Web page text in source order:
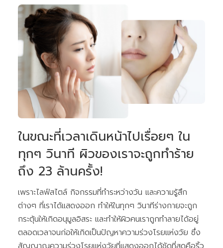
ในขณะที่เวลาเดินหน้าไปเรื่อยๆ ใน
ทุกๆ วินาที ผิวของเราจะถูกทำร้าย
ถึง 23 ล้านครั้ง!
เพราะไลฟ์สไตล์ กิจกรรมที่ทำระหว่างวัน และความรู้สึก
ต่างๆ ที่เราได้แสดงออก ทำให้ในทุกๆ วินาทีร่างกายจะถูก
กระตุ้นให้เกิดอนุมูลอิสระ และทำให้ผิวคนเราถูกทำลายได้อยู่
ตลอดเวลาจนก่อให้เกิดเป็นปัญหาความร่วงโรยแห่งวัย ซึ่ง